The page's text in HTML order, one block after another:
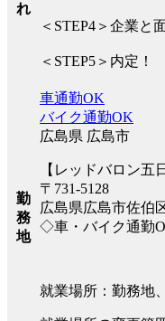
れ
＜STEP4＞企業と
＜STEP5＞内定！
勤
務
地
車通勤OK
バイク通勤OK
広島県 広島市
【レッドバロン五
〒731-5128
広島県広島市佐伯
◇車・バイク通勤
就業場所：勤務地